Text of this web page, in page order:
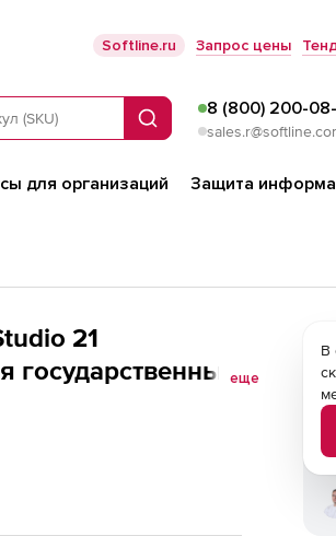
Softline.ru Запрос цены
Поиск
8 (800) 200-
для организаций Защита
21
государственных и
на 3
еще
В